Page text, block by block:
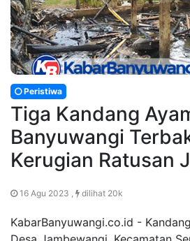
Peristiwa
Tiga Kandang
Banyuwangi
Kerugian Ratusan
16 Agu 2023 , dilihat 20k
KabarBanyuwangi.co.id -